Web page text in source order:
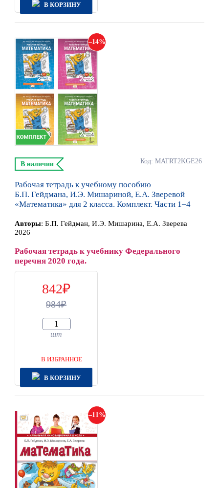
В КОРЗИНУ
14
Код: MATRT2KGE26
В наличии
Рабочая тетрадь к учебному пособию
Б.П. Гейдмана, И.Э. Мишариной, Е.А. Зверевой
«Математика» для 2 класса. Комплект. Части 1–4
Авторы: Б.П. Гейдман, И.Э. Мишарина, Е.А. Зверева
2026
Рабочая тетрадь к учебнику Федерального
перечня 2020 года.
842
984
шт
В ИЗБРАННОЕ
В КОРЗИНУ
11